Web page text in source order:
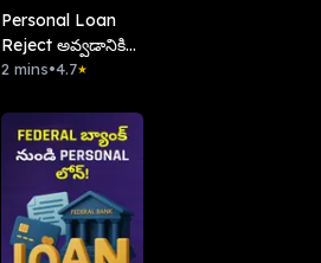
Personal Loan
Reject అవ్వడానికి
కారణాలు!
2 mins•4.7★